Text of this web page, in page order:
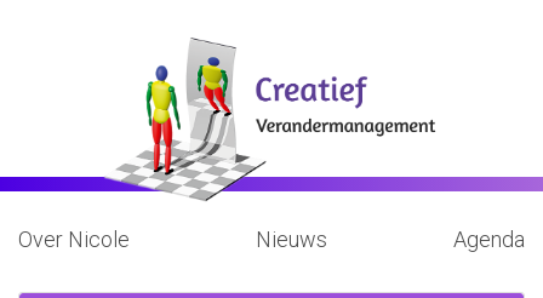
Over Nicole Nieuws Agenda